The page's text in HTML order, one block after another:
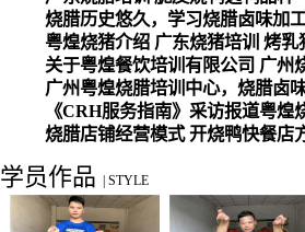
粤煌烧猪介绍 广东烧猪培训 烤乳
关于粤煌餐饮培训有限公司 广州
《CRH服务指南》采访报道粤煌
烧腊店铺经营模式 开烧鸭快餐店
学员作品 STYLE